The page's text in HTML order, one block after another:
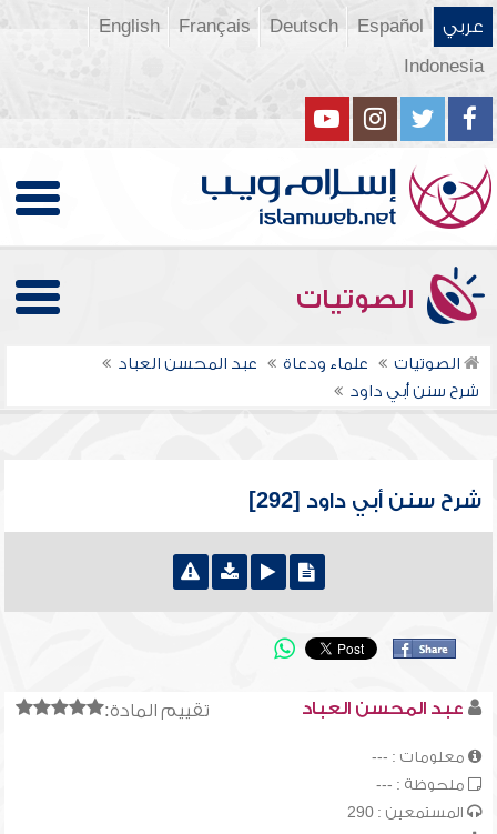
عربي Español
Deutsch
Français
English
Indonesia
الصوتيات
الصوتيات علماء ودعاة
عبد المحسن العباد
شرح سنن أبي داود
شرح سنن أبي داود [292]
تقييم المادة: عبد المحسن العباد
معلومات : ---
ملحوظة : ---
المستمعين : 290